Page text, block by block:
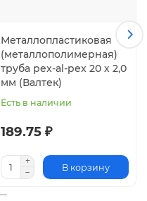
Металлопластиковая
(металлополимерная)
труба pex-al-pex 20 х 2,0
мм (Валтек)
Есть в наличии
189.75 ₽
В корзину